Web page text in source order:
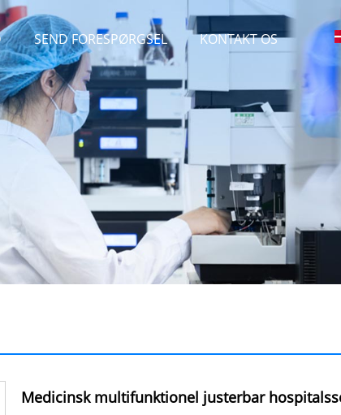
SEND FORESPØRGSEL KONTAKT OS
Medicinsk multifunktionel justerbar